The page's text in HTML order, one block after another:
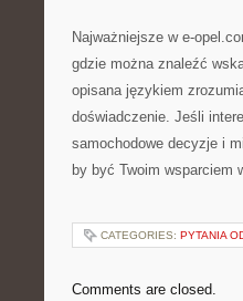
Najważniejsze w e-
gdzie można znaleźć
opisana językiem
doświadczenie. Jeśli
samochodowe decyzje i
by być Twoim wsparciem
CATEGORIES: PYTANIA
Comments are closed.